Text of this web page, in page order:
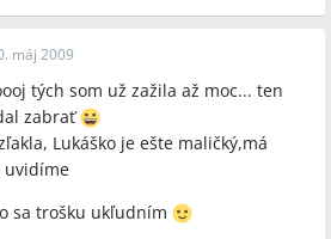
máj 2009
tých som už zažila až moc... ten
zabrať
Lukáško je ešte maličký,má
uvidíme
sa trošku ukľudním